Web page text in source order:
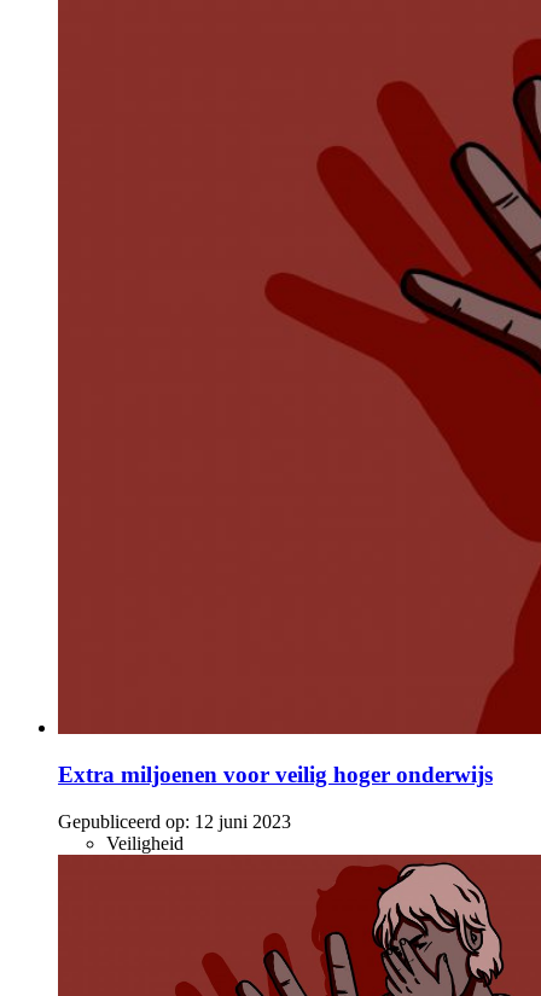
Extra miljoenen voor veilig hoger onderwijs
Gepubliceerd op: 12 juni 2023
Veiligheid